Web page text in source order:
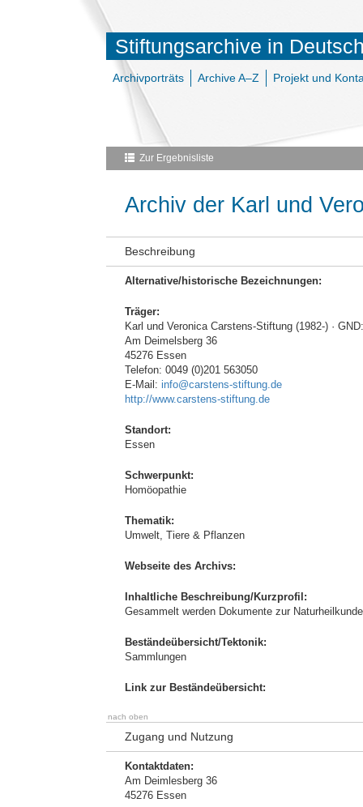
Stiftungsarchive in
Archivporträts Archive A–Z Projekt und
Zur Ergebnisliste
Archiv der Karl und
Beschreibung
Alternative/historische Bezeichnungen:
Träger:
Karl und Veronica Carstens-Stiftung (1982-) ·
Am Deimelsberg 36
45276 Essen
Telefon: 0049 (0)201 563050
E-Mail: info@carstens-stiftung.de
http://www.carstens-stiftung.de
Standort:
Essen
Schwerpunkt:
Homöopathie
Thematik:
Umwelt, Tiere & Pflanzen
Webseite des Archivs:
Inhaltliche Beschreibung/Kurzprofil:
Gesammelt werden Dokumente zur
Beständeübersicht/Tektonik:
Sammlungen
Link zur Beständeübersicht:
nach oben
Zugang und Nutzung
Kontaktdaten:
Am Deimlesberg 36
45276 Essen